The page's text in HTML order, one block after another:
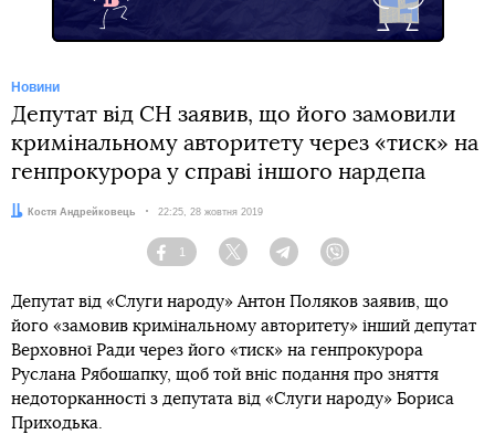
Новини
Депутат від СН заявив, що його замовили
кримінальному авторитету через «тиск» на
генпрокурора у справі іншого нардепа
Автор:Костя Андрейковець Дата:
22:25, 28 жовтня 2019
Facebook
1
Twitter TelegramViber
Депутат від «Слуги народу» Антон Поляков заявив, що
його «замовив кримінальному авторитету» інший депутат
Верховної Ради через його «тиск» на генпрокурора
Руслана Рябошапку, щоб той вніс подання про зняття
недоторканності з депутата від «Слуги народу» Бориса
Приходька.